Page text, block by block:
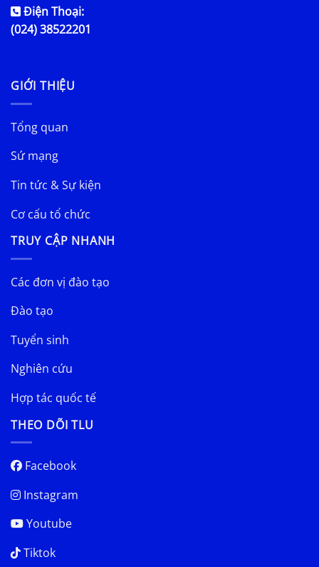
Điện Thoại:
(024) 38522201
GIỚI THIỆU
Tổng quan
Sứ mạng
Tin tức & Sự kiện
Cơ cấu tổ chức
TRUY CẬP NHANH
Các đơn vị đào tạo
Đào tạo
Tuyển sinh
Nghiên cứu
Hợp tác quốc tế
THEO DÕI TLU
Facebook
Instagram
Youtube
Tiktok